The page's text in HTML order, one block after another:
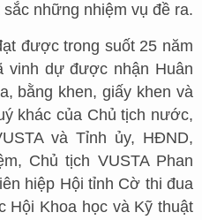
những nhiệm vụ đề ra.
được trong suốt 25 năm
vinh dự được nhận Huân
bằng khen, giấy khen và
khác của Chủ tịch nước,
và Tỉnh ủy, HĐND,
Chủ tịch VUSTA Phan
hiệp Hội tỉnh Cờ thi đua
Hội Khoa học và Kỹ thuật